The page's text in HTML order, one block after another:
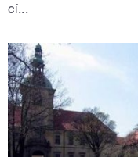
cí...